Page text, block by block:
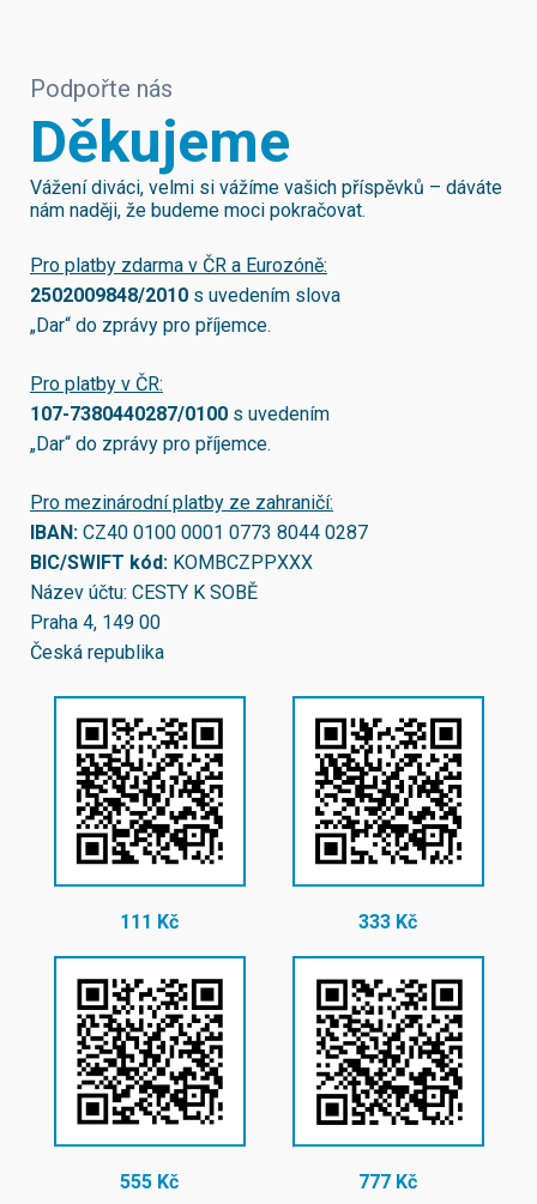
Podpořte nás
Děkujeme
Vážení diváci, velmi si vážíme vašich příspěvků – dáváte
nám naději, že budeme moci pokračovat.
Pro platby zdarma v ČR a Eurozóně:
2502009848/2010 s uvedením slova
„Dar“ do zprávy pro příjemce.
Pro platby v ČR:
107-7380440287/0100 s uvedením
„Dar“ do zprávy pro příjemce.
Pro mezinárodní platby ze zahraničí:
IBAN: CZ40 0100 0001 0773 8044 0287
BIC/SWIFT kód: KOMBCZPPXXX
Název účtu: CESTY K SOBĚ
Praha 4, 149 00
Česká republika
111 Kč 333 Kč
555 Kč 777 Kč